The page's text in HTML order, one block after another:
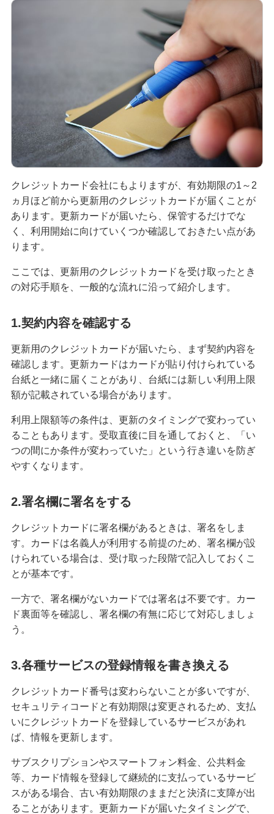
無職でもクレジットカードは作れる？可能なケー
スや審査に通るためのポイントを解説
クレジットカードのブラックカードとは？持つ条
件や入手方法を解説
プラチナカードとは？メリット・デメリットや年
収等の条件、申込方法を解説
や返済方法、注意点を解説
クレジットカードのおすすめ国際ブランドは？そ
れぞれの特徴と選び方を解説
トや選び方、おすすめの使い方を解説
注意点を解説
クレジットカードのリボ払いとは？仕組みやメリ
ット、注意点を分かりやすく解説
初めてのクレジットカードはどう選ぶ？申し込み
の手順や注意点も解説
クレジットカードのデメリットとは？安全に利用
するためのポイントを分かりやすく紹介
クレジットカードの在籍確認とは？タイミングや
確認内容、対応方法を解説
ナンバーレスのクレジットカードとは？メリット
やデメリットを解説
ード）
J-Coin Pay
その他決済・支払いサービス
みずほダイレクト
クレジットカード会社にもよりますが、有効期限の1～2
ヵ月ほど前から更新用のクレジットカードが届くことが
あります。更新カードが届いたら、保管するだけでな
く、利用開始に向けていくつか確認しておきたい点があ
ります。
ここでは、更新用のクレジットカードを受け取ったとき
の対応手順を、一般的な流れに沿って紹介します。
1.契約内容を確認する
更新用のクレジットカードが届いたら、まず契約内容を
確認します。更新カードはカードが貼り付けられている
台紙と一緒に届くことがあり、台紙には新しい利用上限
額が記載されている場合があります。
利用上限額等の条件は、更新のタイミングで変わってい
ることもあります。受取直後に目を通しておくと、「い
つの間にか条件が変わっていた」という行き違いを防ぎ
やすくなります。
2.署名欄に署名をする
クレジットカードに署名欄があるときは、署名をしま
す。カードは名義人が利用する前提のため、署名欄が設
けられている場合は、受け取った段階で記入しておくこ
とが基本です。
一方で、署名欄がないカードでは署名は不要です。カー
ド裏面等を確認し、署名欄の有無に応じて対応しましょ
う。
3.各種サービスの登録情報を書き換える
クレジットカード番号は変わらないことが多いですが、
セキュリティコードと有効期限は変更されるため、支払
いにクレジットカードを登録しているサービスがあれ
ば、情報を更新します。
サブスクリプションやスマートフォン料金、公共料金
等、カード情報を登録して継続的に支払っているサービ
スがある場合、古い有効期限のままだと決済に支障が出
ることがあります。更新カードが届いたタイミングで、